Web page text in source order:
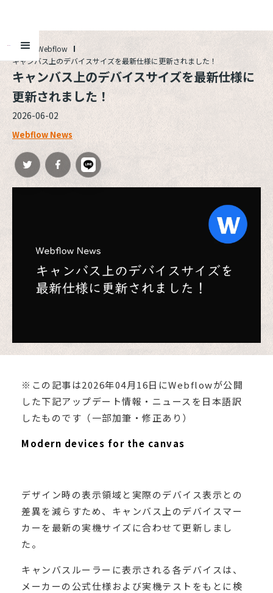
ALL
Webflow
キャンバス上のデバイスサイズを最新仕様に更新されました！
キャンバス上のデバイスサイズを最新仕様に
更新されました！
2026-06-02
Webflow News
※この記事は2026年04月16日にWebflowが公開
した下記アップデート情報・ニュースを日本語訳
したものです（一部加筆・修正あり）
Modern devices for the canvas
デザイン時の表示領域と実際のデバイス表示との
差異を減らすため、キャンバス上のデバイスマー
カーを最新の実機サイズに合わせて更新しまし
た。
キャンバスルーラーに表示される各デバイスは、
メーカーの公式仕様および実機テストをもとに検